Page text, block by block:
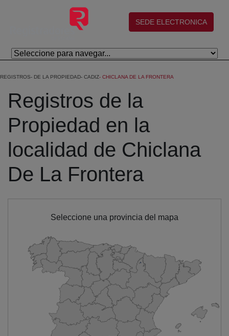
Skip to Main Content
(abre en nueva ventana)
SEDE ELECTRONICA
REGISTROS DE LA PROPIEDAD CADIZ CHICLANA DE LA FRONTERA
Registros de la
Propiedad en la
localidad de Chiclana
De La Frontera
Seleccione una provincia del mapa